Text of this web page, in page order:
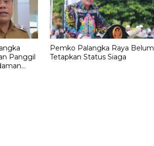
Panggil
Pemko Palangka Raya Belum
Tetapkan Status Siaga